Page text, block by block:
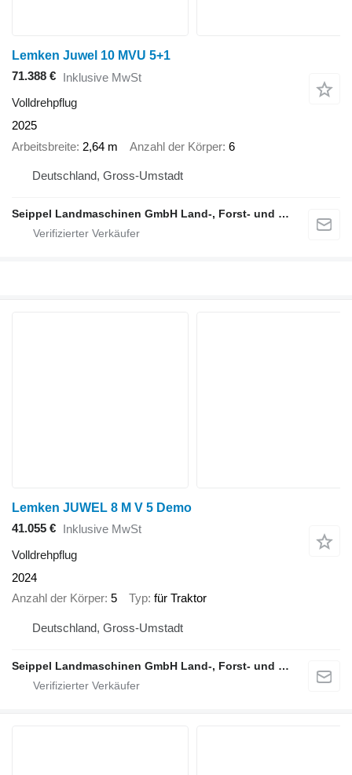
Lemken Juwel 10 MVU 5+1
71.388 € Inklusive MwSt
Volldrehpflug
2025
Arbeitsbreite 2,64 m Anzahl der Körper 6
Deutschland, Gross-Umstadt
Seippel Landmaschinen GmbH Land-, Forst- und Gartentechnik
Lemken JUWEL 8 M V 5 Demo
41.055 € Inklusive MwSt
Volldrehpflug
2024
Anzahl der Körper 5 Typ für Traktor
Deutschland, Gross-Umstadt
Seippel Landmaschinen GmbH Land-, Forst- und Gartentechnik